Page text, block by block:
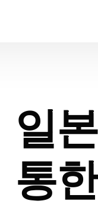
일
통한